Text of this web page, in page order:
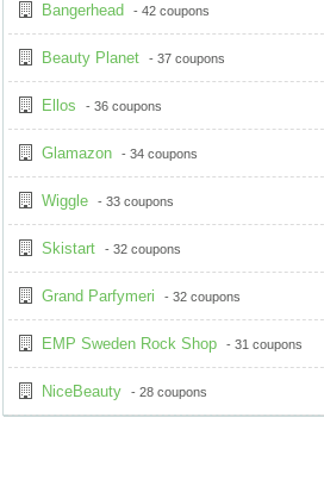
Bangerhead - 42 coupons
Beauty Planet - 37 coupons
Ellos - 36 coupons
Glamazon - 34 coupons
Wiggle - 33 coupons
Skistart - 32 coupons
Grand Parfymeri - 32 coupons
EMP Sweden Rock Shop - 31 coupons
NiceBeauty - 28 coupons